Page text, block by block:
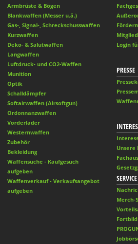
Armbrüste & Bögen
Blankwaffen (Messer u.ä.)
Gas-, Signal-, Schreckschusswaffen
Kurzwaffen
Deko- & Salutwaffen
Langwaffen
Luftdruck- und CO2-Waffen
Munition
Optik
Schalldämpfer
Softairwaffen (Airsoftgun)
Ordonnanzwaffen
Vorderlader
Westernwaffen
Zubehör
Bekleidung
Waffensuche - Kaufgesuch
aufgeben
Waffenverkauf - Verkaufsangebot
aufgeben
Login
PRESSE
Unsere
SERVICE
Merch-